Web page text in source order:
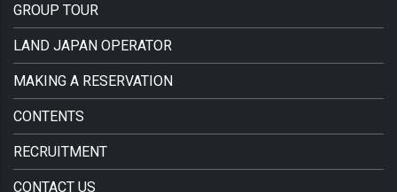
GROUP TOUR
LAND JAPAN OPERATOR
MAKING A RESERVATION
CONTENTS
RECRUITMENT
CONTACT US